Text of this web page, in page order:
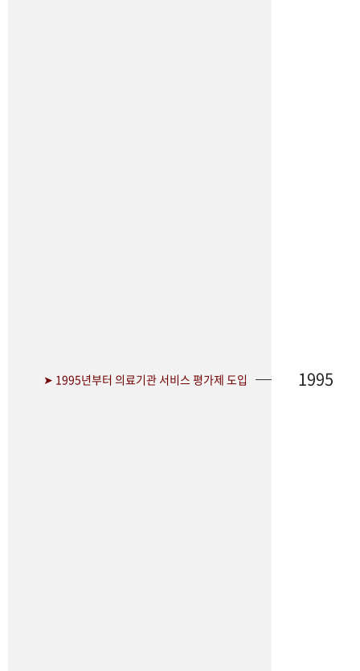
➤ 1995년부터 의료기관 서비스 평가제 도입 1995